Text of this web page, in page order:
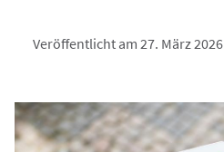
Veröffentlicht am 27. März 2026